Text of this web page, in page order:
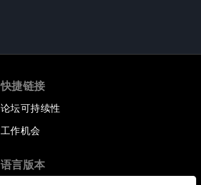
快捷链接
论坛可持续性
工作机会
语言版本